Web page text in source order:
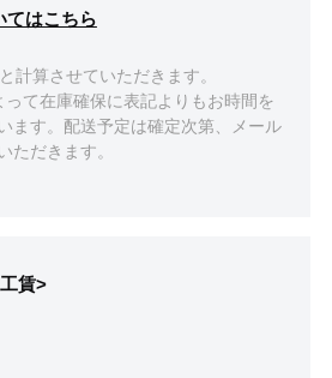
てはこちら
計算させていただきます。
て在庫確保に表記よりもお時間を
ます。配送予定は確定次第、メール
ただきます。
賃>